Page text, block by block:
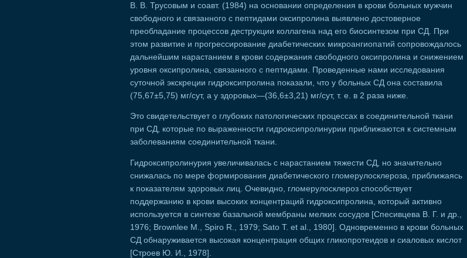
В. В. Трусовым и соавт. (1984) на основании определения в крови больных мужчин
свободного и связанного с пептидами оксипролина выявлено достоверное
преобладание процессов деструкции коллагена над его биосинтезом при СД. При
этом развитие и прогрессирование диабетических микроангиопатий сопровождалось
дальнейшим нарастанием в крови содержания свободного оксипролина и снижением
уровня оксипролина, связанного с пептидами. Проведенные нами исследования
суточной экскреции гидроксипролина показали, что у больных СД она составила
(75,67±5,75) мг/сут, а у здоровых—(36,6±3,21) мг/сут, т. е. в 2 раза ниже.
Это свидетельствует о глубоких патологических процессах в соединительной ткани
при СД, которые по выраженности гидроксипролинурии приближаются к системным
заболеваниям соединительной ткани.
Гидроксипролинурия увеличивалась с нарастанием тяжести СД, но значительно
снижалась по мере формирования диабетического гломерулосклероза, приближаясь
к показателям здоровых лиц. Очевидно, гломерулосклероз способствует
поддержанию в крови высоких концентраций гидроксипролина, который активно
используется в синтезе базальной мембраны мелких сосудов [Спесивцева В. Г. и др.,
1976; Brownlee М., Spiro R., 1979; Sato Т. et al., 1980]. Одновременно в крови больных
СД обнаруживается высокая концентрация общих гликопротеидов и сиаловых кислот
[Строев Ю. И., 1978].